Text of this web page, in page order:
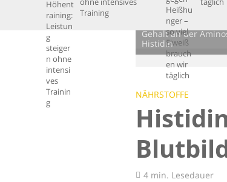
Training
Lange gereifter Käse
einen besonders
Gehalt an der
Histidin
NÄHRSTOFFE
4 min. Lesedauer